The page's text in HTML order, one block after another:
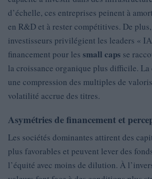
d’échelle, ces entreprises peinent à
en R&D et à rester compétitives. De
investisseurs privilégient les leaders «
financement pour les small caps se
la croissance organique plus difficile. La
une compression des multiples de
volatilité accrue des titres.
Asymétries de financement et
Les sociétés dominantes attirent des
plus favorables et peuvent lever des
l’équité avec moins de dilution. À